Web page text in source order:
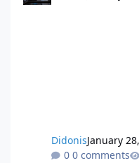
σίγουρος ότι
DidonisJanuary
0 comments